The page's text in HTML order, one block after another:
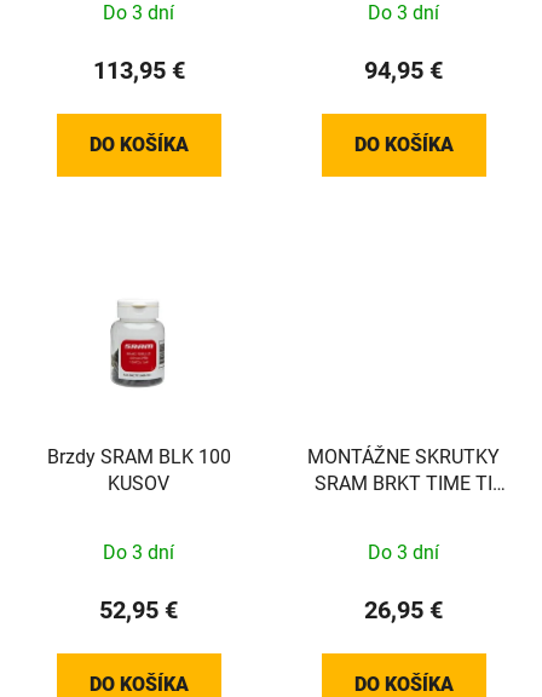
Do 3 dní
113,95 €
DO KOŠÍKA
Do 3 dní
94,95 €
DO KOŠÍKA
Brzdy SRAM BLK 100
KUSOV
Do 3 dní
52,95 €
DO KOŠÍKA
MONTÁŽNE SKRUTKY
SRAM BRKT TIME TI
Do 3 dní
26,95 €
DO KOŠÍKA